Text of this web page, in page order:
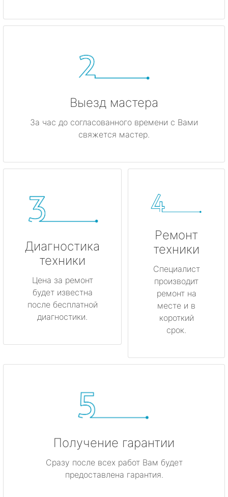
Выезд мастера
За час до согласованного времени с Вами
свяжется мастер.
Диагностика
техники
Цена за ремонт
будет известна
после бесплатной
диагностики.
Ремонт
техники
Специалист
производит
ремонт на
месте и в
короткий
срок.
Получение гарантии
Сразу после всех работ Вам будет
предоставлена гарантия.